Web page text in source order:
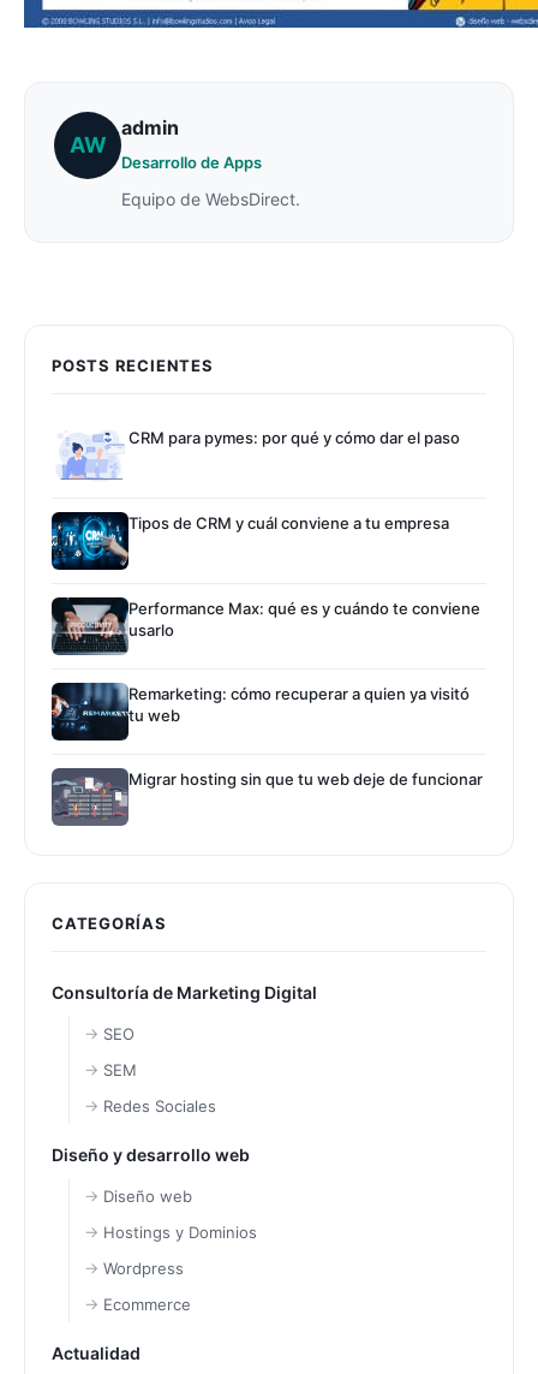
POSTS RECIENTES
CRM para pymes: por qué y cómo dar el paso
Tipos de CRM y cuál conviene a tu empresa
Performance Max: qué es y cuándo te conviene
usarlo
Remarketing: cómo recuperar a quien ya visitó
tu web
Migrar hosting sin que tu web deje de funcionar
CATEGORÍAS
Consultoría de Marketing Digital
SEO
SEM
Redes Sociales
Diseño y desarrollo web
Diseño web
Hostings y Dominios
Wordpress
Ecommerce
Actualidad
AW
admin
Desarrollo de Apps
Equipo de WebsDirect.